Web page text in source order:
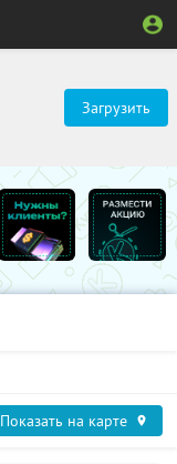
Загрузить
Показать на карте